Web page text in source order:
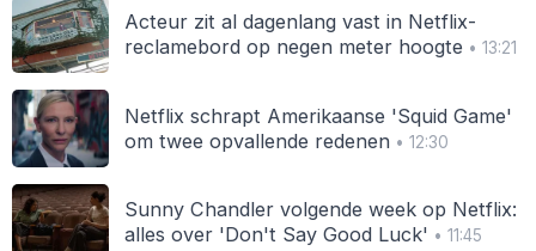
Acteur zit al dagenlang vast in Netflix-
reclamebord op negen meter hoogte • 13:21
Netflix schrapt Amerikaanse 'Squid Game'
om twee opvallende redenen• 12:30
Sunny Chandler volgende week op Netflix:
alles over 'Don't Say Good Luck' • 11:45